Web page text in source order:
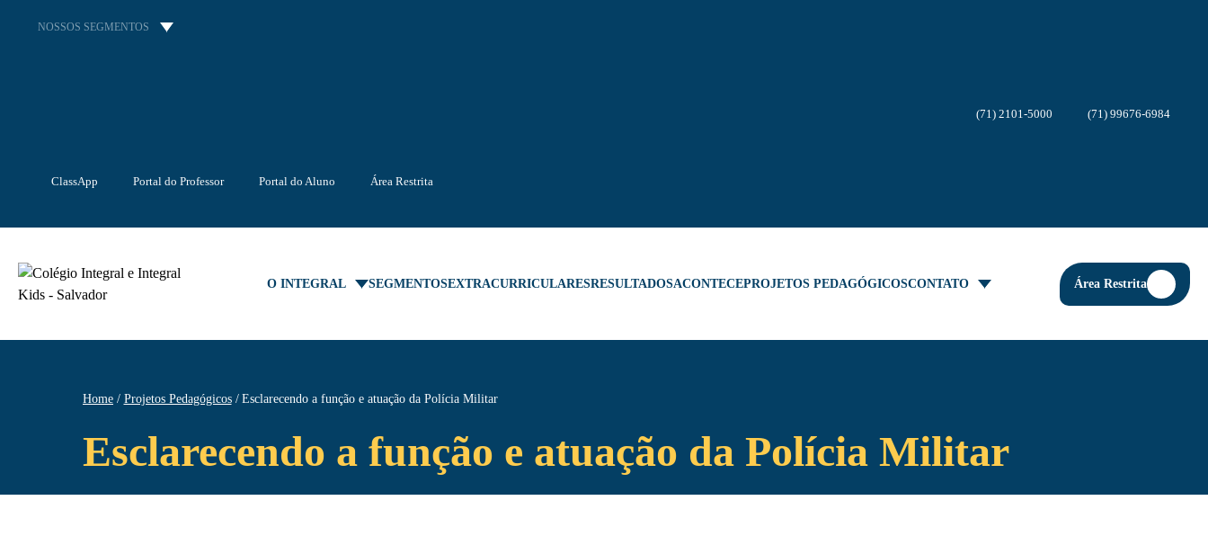
NOSSOS SEGMENTOS
ClassApp Portal do Professor Portal do Aluno Área Restrita
(71) 2101-5000 (71) 99676-6984
O INTEGRAL SEGMENTOSEXTRACURRICULARESRESULTADOSACONTECEPROJETOS PEDAGÓGICOSCONTATO Área Restrita
Home Projetos Pedagógicos Esclarecendo a função e atuação da Polícia Militar
Esclarecendo a função e atuação da Polícia Militar